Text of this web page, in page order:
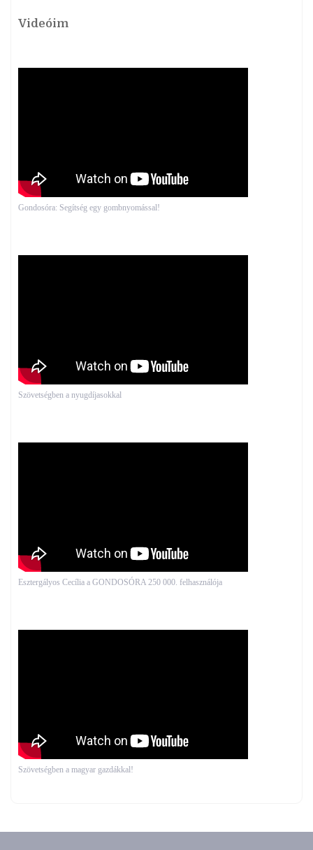
Videóim
Gondosóra: Segítség egy gombnyomással!
Szövetségben a nyugdíjasokkal
Esztergályos Cecília a GONDOSÓRA 250 000. felhasználója
Szövetségben a magyar gazdákkal!